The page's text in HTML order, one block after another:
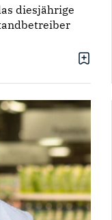
diesjährige